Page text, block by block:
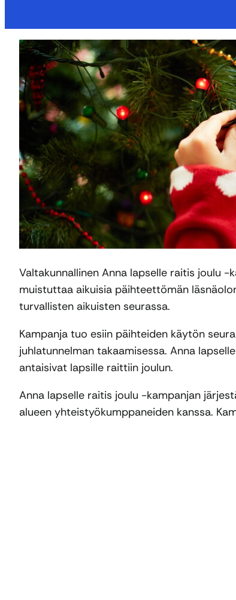
Valtakunnallinen Anna lapselle raitis joulu
muistuttaa aikuisia päihteettömän
turvallisten aikuisten seurassa.
Kampanja tuo esiin päihteiden käytön
juhlatunnelman takaamisessa. Anna
antaisivat lapsille raittiin joulun.
Anna lapselle raitis joulu -kampanjan
alueen yhteistyökumppaneiden kanssa.